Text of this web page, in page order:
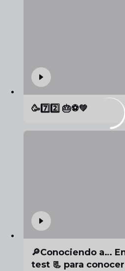
🥳7️⃣2️⃣ 🎂⚽️💚
🔎Conociendo a…
test 📃 para